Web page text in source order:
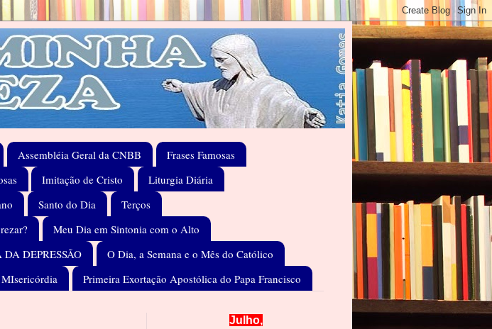
Assembléia Geral da CNBB
Frases Famosas
Imitação de Cristo
Liturgia Diária
Santo do Dia
Terços
Meu Dia em Sintonia com o Alto
DEPRESSÃO
O Dia, a Semana e o Mês do Católico
Primeira Exortação Apostólica do Papa Francisco
Julho,